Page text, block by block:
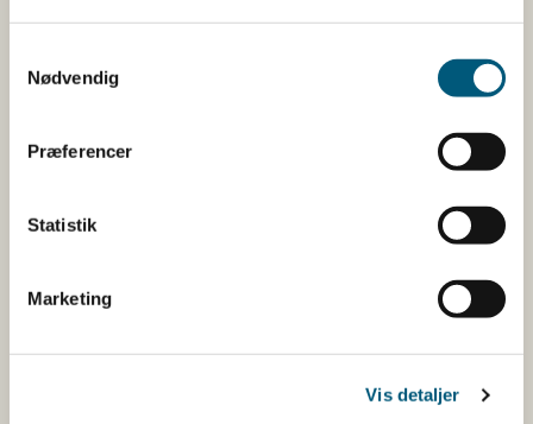
Nødvendig
Præferencer
Statistik
Marketing
Vis detaljer
fra cafeer, restauranter og supermarkeder.
Fødevarestyrelsen
Tlf. 72 2​​​7 69 00
EAN